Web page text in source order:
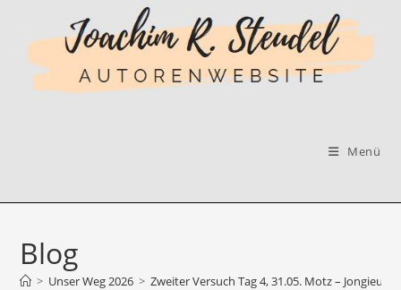
springen
Menü
Blog
> Unser Weg 2026 > Zweiter Versuch Tag 4, 31.05. Motz – Jongieux